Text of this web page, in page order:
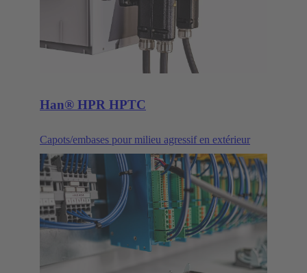
Han® HPR HPTC
Capots/embases pour milieu agressif en extérieur